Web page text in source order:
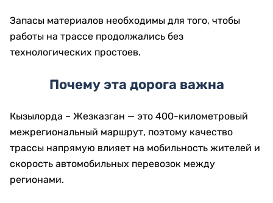
Запасы материалов необходимы для того, чтобы
работы на трассе продолжались без
технологических простоев.
Почему эта дорога важна
Кызылорда – Жезказган — это 400-километровый
межрегиональный маршрут, поэтому качество
трассы напрямую влияет на мобильность жителей и
скорость автомобильных перевозок между
регионами.